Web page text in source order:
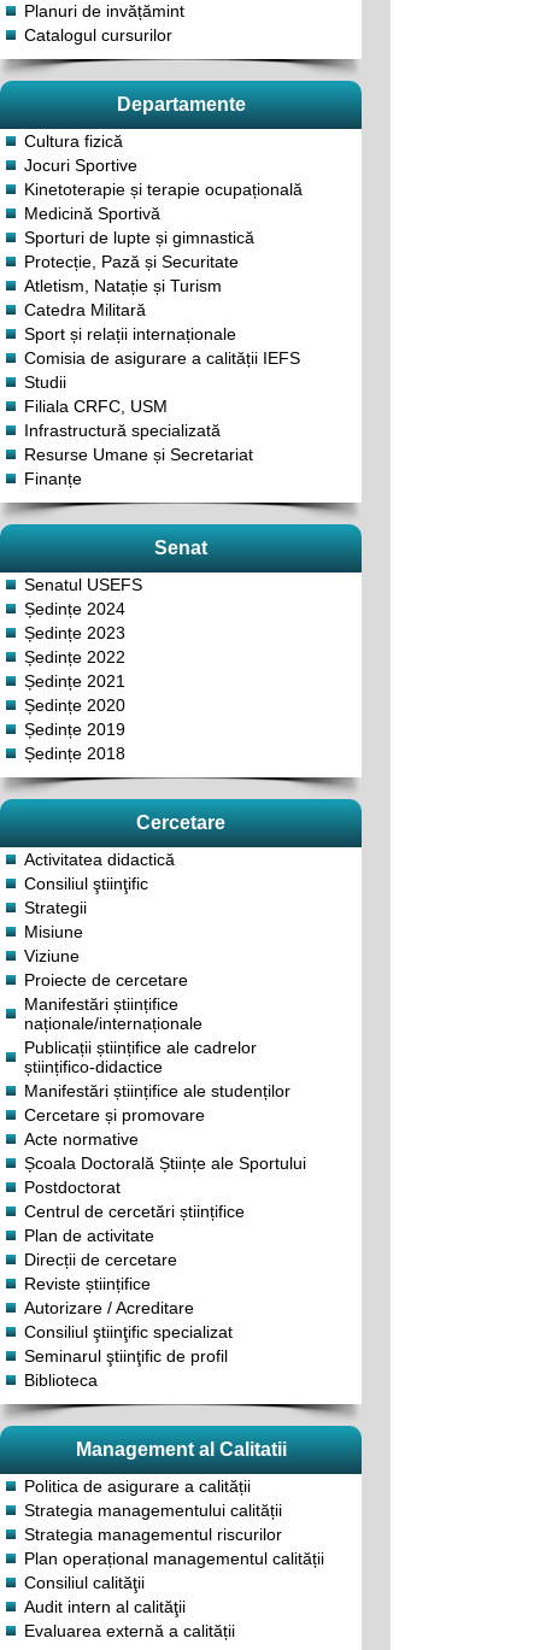
Planuri de invățămint
Catalogul cursurilor
Departamente
Cultura fizică
Jocuri Sportive
Kinetoterapie și terapie ocupațională
Medicină Sportivă
Sporturi de lupte și gimnastică
Protecție, Pază și Securitate
Atletism, Natație și Turism
Catedra Militară
Sport și relații internaționale
Comisia de asigurare a calității IEFS
Studii
Filiala CRFC, USM
Infrastructură specializată
Resurse Umane și Secretariat
Finanțe
Senat
Senatul USEFS
Ședințe 2024
Ședințe 2023
Ședințe 2022
Ședințe 2021
Ședințe 2020
Ședințe 2019
Ședințe 2018
Cercetare
Activitatea didactică
Consiliul ştiinţific
Strategii
Misiune
Viziune
Proiecte de cercetare
Manifestări științifice
naționale/internaționale
Publicații științifice ale cadrelor
științifico-didactice
Manifestări științifice ale studenților
Cercetare și promovare
Acte normative
Școala Doctorală Științe ale Sportului
Postdoctorat
Centrul de cercetări științifice
Plan de activitate
Direcții de cercetare
Reviste științifice
Autorizare / Acreditare
Consiliul ştiinţific specializat
Seminarul ştiinţific de profil
Biblioteca
Management al Calitatii
Politica de asigurare a calității
Strategia managementului calității
Strategia managementul riscurilor
Plan operațional managementul calității
Consiliul calităţii
Audit intern al calităţii
Evaluarea externă a calității